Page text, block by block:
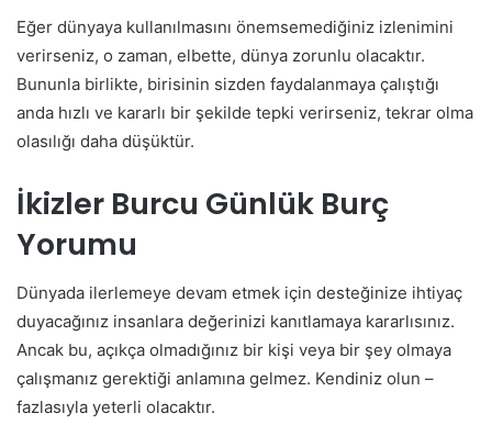
Eğer dünyaya kullanılmasını önemsemediğiniz izlenimini
verirseniz, o zaman, elbette, dünya zorunlu olacaktır.
Bununla birlikte, birisinin sizden faydalanmaya çalıştığı
anda hızlı ve kararlı bir şekilde tepki verirseniz, tekrar olma
olasılığı daha düşüktür.
İkizler Burcu Günlük Burç
Yorumu
Dünyada ilerlemeye devam etmek için desteğinize ihtiyaç
duyacağınız insanlara değerinizi kanıtlamaya kararlısınız.
Ancak bu, açıkça olmadığınız bir kişi veya bir şey olmaya
çalışmanız gerektiği anlamına gelmez. Kendiniz olun –
fazlasıyla yeterli olacaktır.